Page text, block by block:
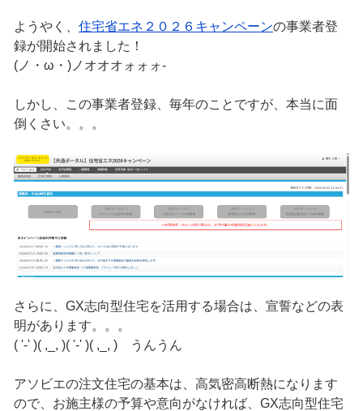
ようやく、 住宅省エネ２０２６キャンペーンの事業者登
録が開始されました！
(ノ・ω・)ノオオオォォォ-
しかし、この事業者登録、毎年のことですが、本当に面
倒くさい。。。
さらに、GX志向型住宅を活用する場合は、宣誓などの表
明があります。。。
( '-' )( ,_, )( '-' )( ,_, ) うんうん
アソビエの注文住宅の基本は、高気密高断熱になります
ので、お施主様の予算や意向がなければ、GX志向型住宅